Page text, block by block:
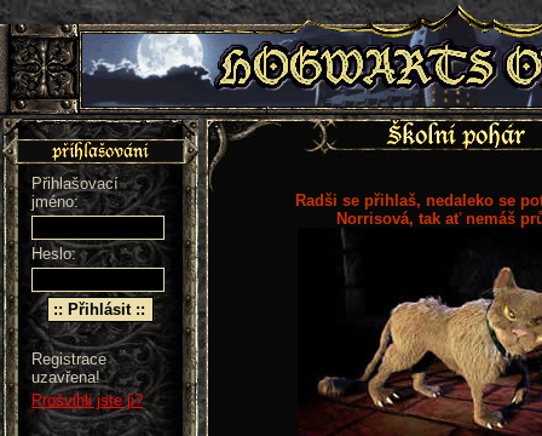
Přihlašovací
jméno:
Heslo:
Registrace
uzavřena!
Prošvihli jste ji?
Radši se přihlaš, nedaleko se
Norrisová, tak ať nemáš